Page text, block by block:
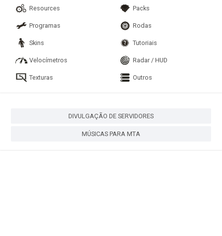
Resources Packs
Programas Rodas
Skins Tutoriais
Velocímetros Radar / HUD
Texturas Outros
DIVULGAÇÃO DE SERVIDORES
MÚSICAS PARA MTA